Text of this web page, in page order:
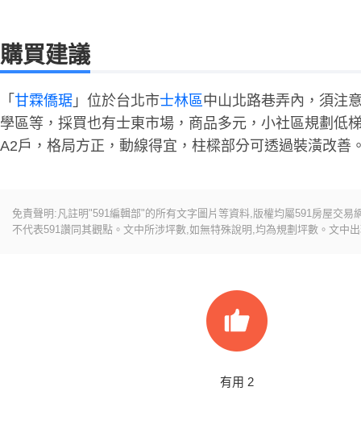
購買建議
「 甘霖僑琚 」位於台北市士林區中山北路巷弄內，須注
學區等，採買也有士東市場，商品多元，小社區規劃低
A2戶，格局方正，動線得宜，柱樑部分可透過裝潢改善
免責聲明:凡註明"591編輯部"的所有文字圖片等資料,版權均屬591房屋交
不代表591讚同其觀點。文中所涉坪數,如無特殊說明,均為規劃坪數。文中
有用 2